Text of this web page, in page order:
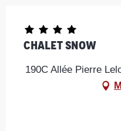
Chalet Snow
190C Allée Pierre